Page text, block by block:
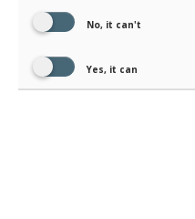
No, it can't
Yes, it can